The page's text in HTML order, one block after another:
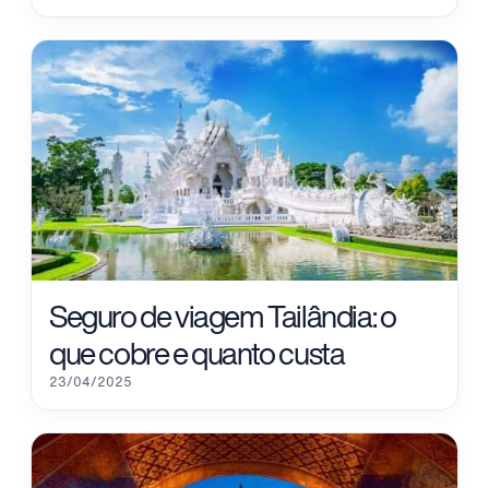
Seguro de viagem Tailândia: o
que cobre e quanto custa
23/04/2025